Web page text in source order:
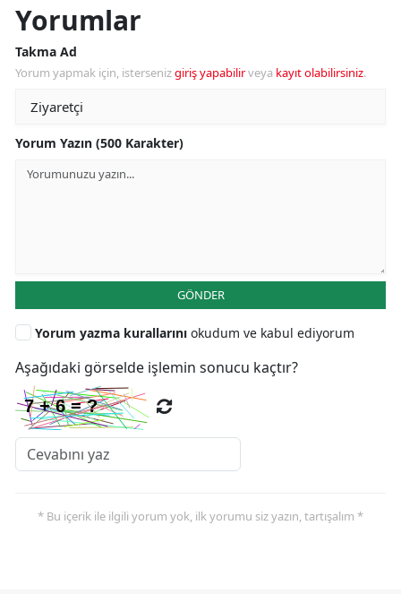
Yorumlar
Takma Ad
Yorum yapmak için, istersenizgiriş yapabilirveya kayıt olabilirsiniz.
Yorum Yazın (500 Karakter)
GÖNDER
Yorum yazma kurallarını okudum ve kabul ediyorum
Aşağıdaki görselde işlemin sonucu kaçtır?
* Bu içerik ile ilgili yorum yok, ilk yorumu siz yazın, tartışalım *